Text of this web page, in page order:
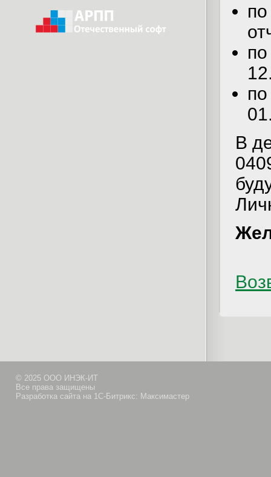
В
© 2025 ООО ИНЭК-ИТ
Все права защищены
Разработка сайта на 1С-Битрикс: Максимастер